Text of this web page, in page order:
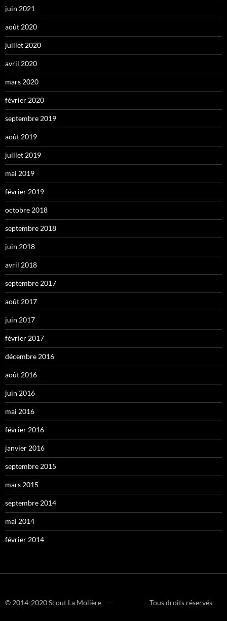
juin 2021
août 2020
juillet 2020
avril 2020
mars 2020
février 2020
septembre 2019
août 2019
juillet 2019
mai 2019
février 2019
octobre 2018
septembre 2018
juin 2018
avril 2018
septembre 2017
août 2017
juin 2017
février 2017
décembre 2016
août 2016
juin 2016
mai 2016
février 2016
janvier 2016
septembre 2015
mars 2015
septembre 2014
mai 2014
février 2014
© 2014-2020 Scout La Molière – Tous droits réservés